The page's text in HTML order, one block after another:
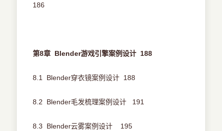
186
第8章 Blender游戏引擎案例设计 188
8.1 Blender穿衣镜案例设计 188
8.2 Blender毛发梳理案例设计 191
8.3 Blender云雾案例设计 195